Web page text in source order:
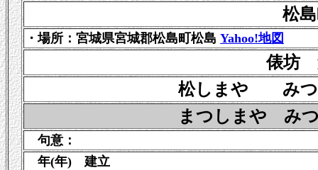
松
・場所：宮城県宮城郡松島町松島 Yahoo!地図
俵坊
松しまや みつよつ
まつしまや みつよつ
句意：
年(年) 建立